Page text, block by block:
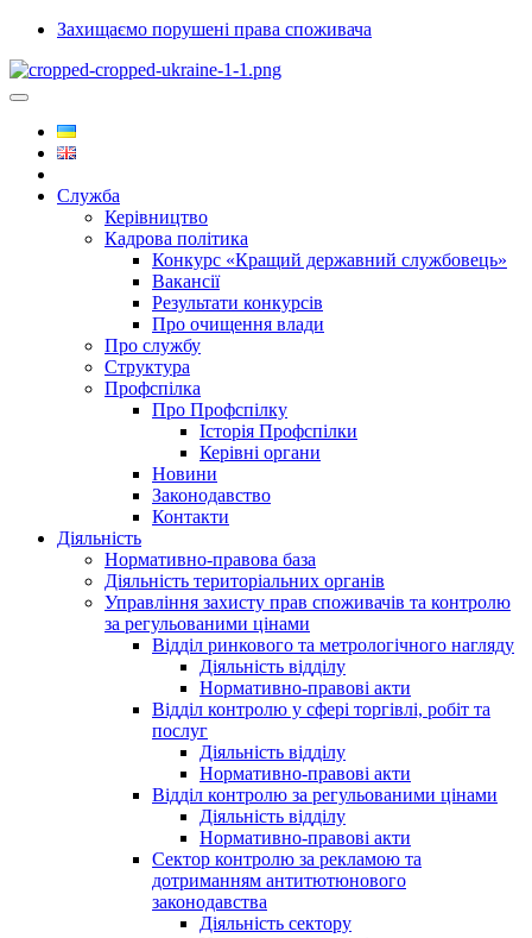
Захищаємо порушені права споживача
Служба
Керівництво
Кадрова політика
Конкурс «Кращий державний службовець»
Вакансії
Результати конкурсів
Про очищення влади
Про службу
Структура
Профспілка
Про Профспілку
Історія Профспілки
Керівні органи
Новини
Законодавство
Контакти
Діяльність
Нормативно-правова база
Діяльність територіальних органів
Управління захисту прав споживачів та контролю
за регульованими цінами
Відділ ринкового та метрологічного нагляду
Діяльність відділу
Нормативно-правові акти
Відділ контролю у сфері торгівлі, робіт та
послуг
Діяльність відділу
Нормативно-правові акти
Відділ контролю за регульованими цінами
Діяльність відділу
Нормативно-правові акти
Сектор контролю за рекламою та
дотриманням антитютюнового
законодавства
Діяльність сектору